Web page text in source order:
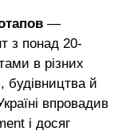
—
з понад 20-
в різних
будівництва й
впровадив
і досяг